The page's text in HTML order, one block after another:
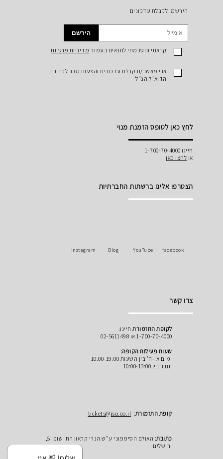
הירשמו לקבלת עדכונים
הירשם
קראתי והסכמתי לתנאים בעמוד מדיניות פרטיות
אני מאשר/ת קבלת עדכונים והצעות מכר לכתובת
הדוא"ל הנ"ל
לחץ כאן לטופס הזמנת מנוי
חייגו 1-700-70-4000
או לחצו כאן
הצטרפו אלינו ברשתות החברתיות
facebook
YouTube
Blog
Instagram
צרו קשר
לקופת התזמורתחייגו:
1-700-70-4000 או 02-5611498
שעות פעילות הקופה:
ימים א'-ה' בין השעות 10:00-19:00
יום ו' בין 10:00-13:00
קופת התזמורת: tickets@jso.co.il
כתובת:
האולם הסימפוני ע"ש הנרי קראון רח' שופן 5,
ירושלים